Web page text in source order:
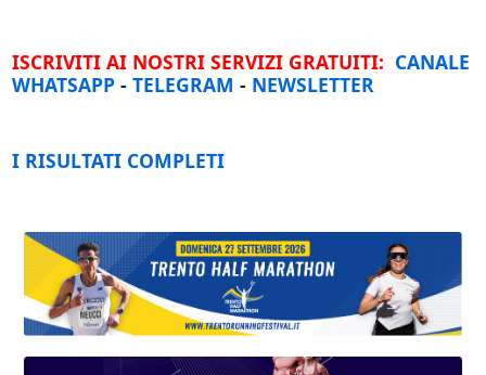
ISCRIVITI AI NOSTRI SERVIZI GRATUITI: CANALE
WHATSAPP- TELEGRAM - NEWSLETTER
I RISULTATI COMPLETI